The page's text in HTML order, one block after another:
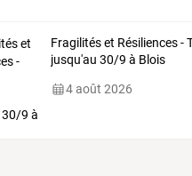
Fragilités et Résiliences -
jusqu'au 30/9 à Blois
4 août 2026